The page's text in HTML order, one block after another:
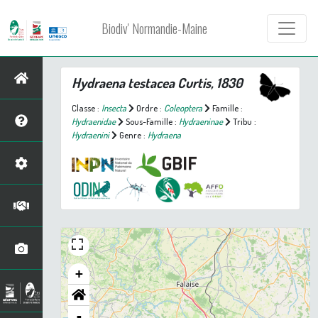
Biodiv' Normandie-Maine
Hydraena testaceaCurtis, 1830
Classe : Insecta Ordre : Coleoptera
Famille :
Hydraenidae
Sous-Famille : Hydraeninae
Tribu :
Hydraenini
Genre : Hydraena
+